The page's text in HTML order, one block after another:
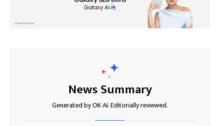
News Summary
Generated by OK AI. Editorially reviewed.